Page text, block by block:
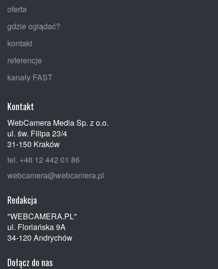
oferta
gdzie oglądać?
kontakt
referencje
kanały FAST
Kontakt
WebCamera Media Sp. z o.o.
ul. św. Filipa 23/4
31-150 Kraków
tel. +48 12 442 01 86
webcamera@webcamera.pl
Redakcja
"WEBCAMERA.PL"
ul. Floriańska 9A
34-120 Andrychów
Dołącz do nas